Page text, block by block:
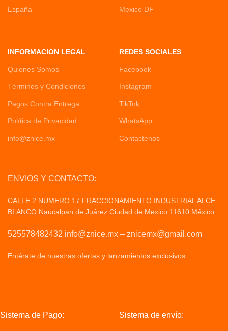
España Mexico DF
INFORMACION LEGAL
Quienes Somos
Términos y Condiciones
Pagos Contra Entrega
Política de Privacidad
info@znice.mx
REDES SOCIALES
Facebook
Instagram
TikTok
WhatsApp
Contactenos
ENVIOS Y CONTACTO:
CALLE 2 NUMERO 17 FRACCIONAMIENTO INDUSTRIAL ALCE
BLANCO Naucalpan de Juárez Ciudad de Mexico 11610 México
525578482432 info@znice.mx – znicemx@gmail.com
Entérate de nuestras ofertas y lanzamientos exclusivos
Sistema de Pago: Sistema de envío: